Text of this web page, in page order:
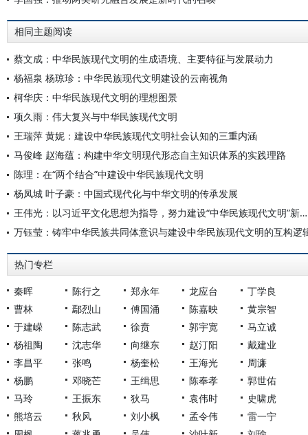
相同主题阅读
蔡文成：中华民族现代文明的生成语境、主要特征与发展动力
杨福泉 杨琼珍：中华民族现代文明建设的云南视角
柯华庆：中华民族现代文明的理想图景
项久雨：伟大复兴与中华民族现代文明
王瑞萍 黄妮：建设中华民族现代文明社会认知的三重内涵
马俊峰 赵海蕴：构建中华文明现代形态自主知识体系的实践理路
陈理：在“两个结合”中建设中华民族现代文明
杨凤城 叶子豪：中国式现代化与中华文明的传承发展
王伟光：以习近平文化思想为指导，努力建设“中华民族现代文明”新形态
万钰莹：铸牢中华民族共同体意识与建设中华民族现代文明的互构逻
热门专栏
秦晖 陈行之 郑永年 龙应台
丁学良
曹林
鄢烈山 傅国涌 陈嘉映
黄宗智
于建嵘
陈志武 徐贲 郭宇宽
马立诚
杨祖陶
沈志华 向继东 赵汀阳
戴建业
李昌平
张鸣 杨奎松 王海光
周濂
杨鹏
邓晓芒 王缉思 陈奉孝
郭世佑
马玲
王振东 狄马 袁伟时
史啸虎
熊培云
秋风 刘小枫 孟令伟
雷一宁